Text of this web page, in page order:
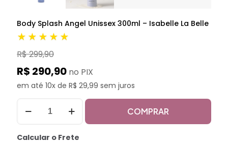
Body Splash Angel Unissex 300ml – Isabelle La Belle
★★★★★
R$ 299,90
R$ 290,90 no PIX
em até 10x de R$ 29,99 sem juros
COMPRAR
Calcular o Frete